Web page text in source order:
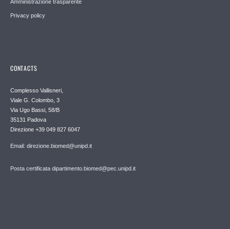
Amministrazione trasparente
Privacy policy
CONTACTS
Complesso Vallisneri,
Viale G. Colombo, 3
Via Ugo Bassi, 58/B
35131 Padova
Direzione +39 049 827 6047
Email: direzione.biomed@unipd.it
Posta certificata dipartimento.biomed@pec.unipd.it